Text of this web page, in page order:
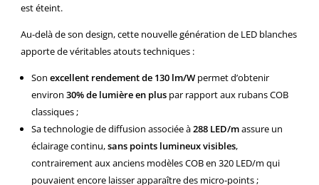
est éteint.
Au-delà de son design, cette nouvelle génération de LED blanches
apporte de véritables atouts techniques :
Son excellent rendement de 130 lm/W permet d’obtenir
environ 30% de lumière en plus par rapport aux rubans COB
classiques ;
Sa technologie de diffusion associée à288 LED/massure un
éclairage continu,sans points lumineux visibles,
contrairement aux anciens modèles COB en 320 LED/m qui
pouvaient encore laisser apparaître des micro-points ;